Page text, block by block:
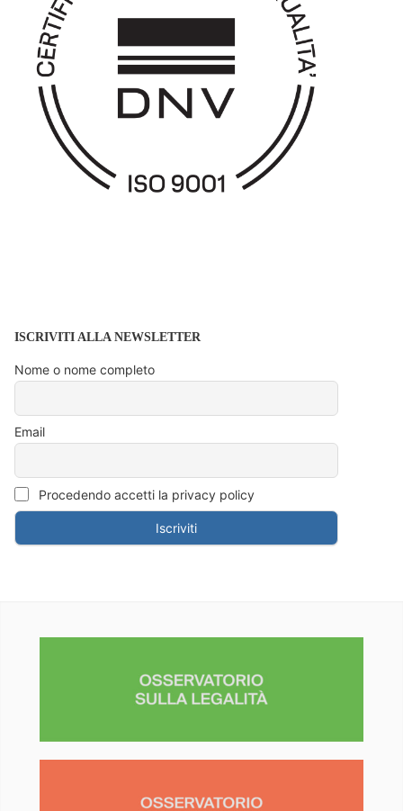
ISCRIVITI ALLA NEWSLETTER
Nome o nome completo
Email
Procedendo accetti la privacy policy